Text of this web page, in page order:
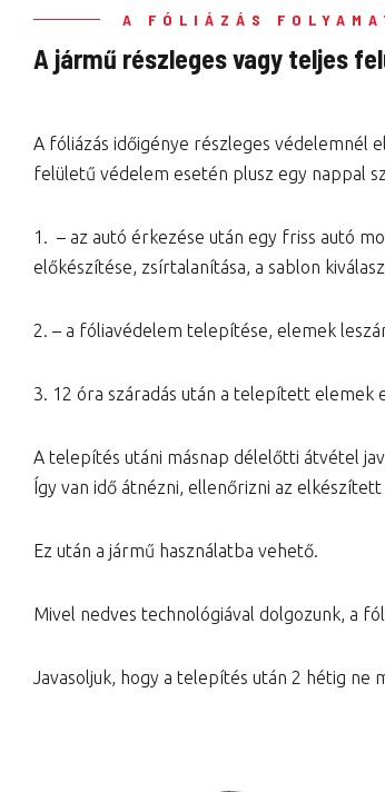
A FÓLIÁZÁS
A jármű részleges vagy teljes
A fóliázás időigénye részleges védelemnél
felületű védelem esetén plusz egy nappal
1. – az autó érkezése után egy friss autó
előkészítése, zsírtalanítása, a sablon
2. – a fóliavédelem telepítése, elemek
3. 12 óra száradás után a telepített elemek
A telepítés utáni másnap délelőtti átvétel
Így van idő átnézni, ellenőrizni az elkészített
Ez után a jármű használatba vehető.
Mivel nedves technológiával dolgozunk, a
Javasoljuk, hogy a telepítés után 2 hétig ne